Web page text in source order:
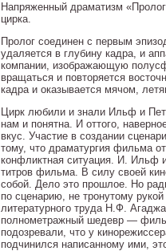
Напряженный драматизм
цирка.
Пролог соединен с первым
удаляется в глубину кадра, и
компании, изображающую
вращаться и повторяется
кадра и оказывается мячом,
Цирк любили и знали Ильф и
нам и понятна. И оттого,
вкус. Участие в создании
тому, что драматургия фильма
конфликтная ситуация. И. Ильф
титров фильма. В силу своей
собой. Дело это прошлое. Но
по сценарию, не тронутому
литературного труда Н.Ф.
полнометражный шедевр —
подозревали, что у
подчинился написанному ими,